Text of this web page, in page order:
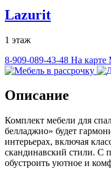
Lazurit
1 этаж
8-909-089-43-48 На
Описание
Комплект мебели для
белладжио» будет
интерьерах, включая
скандинавский стили. С
обустроить уютное и